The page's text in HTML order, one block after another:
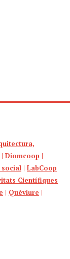
| Diomcoop |
social | LabCoop
Científiques
| Quèviure |